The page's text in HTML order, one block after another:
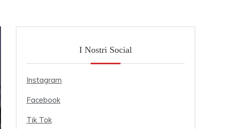
I Nostri Social
Instagram
Facebook
Tik Tok